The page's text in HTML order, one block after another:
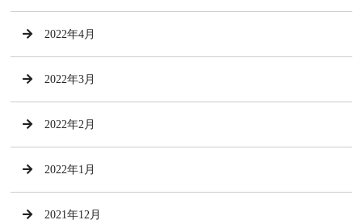
2022年4月
2022年3月
2022年2月
2022年1月
2021年12月